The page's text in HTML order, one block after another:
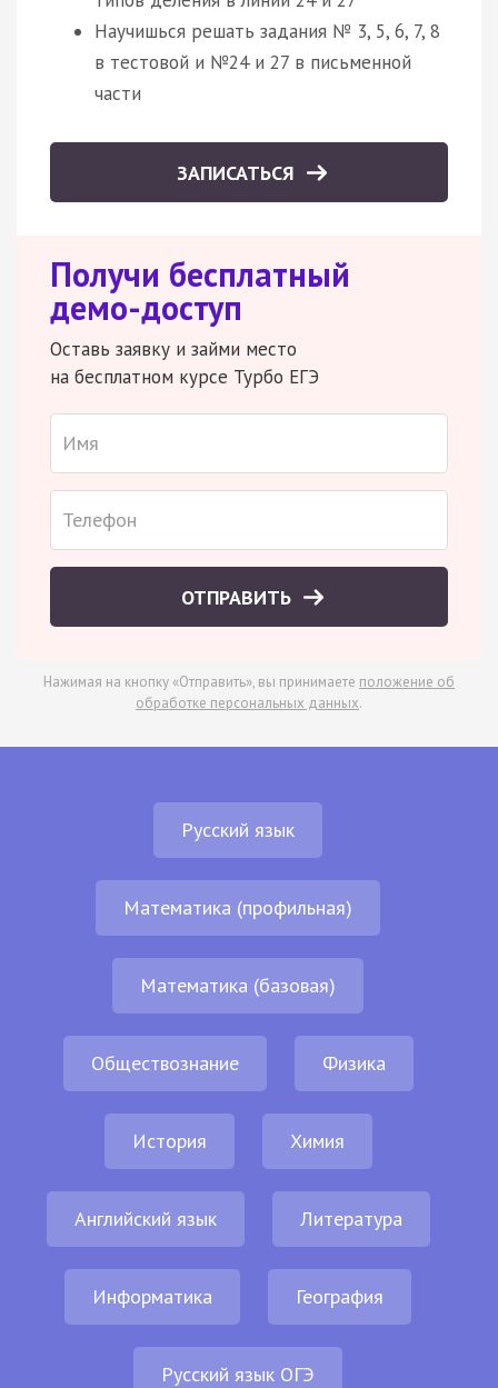
Научишься решать задания № 3, 5, 6, 7, 8
в тестовой и №24 и 27 в письменной
части
ЗАПИСАТЬСЯ
Получи бесплатный
демо-доступ
Оставь заявку и займи место
на бесплатном курсе Турбо ЕГЭ
ОТПРАВИТЬ
Нажимая на кнопку «Отправить», вы принимаете положение об
обработке персональных данных.
Русский язык
Математика (профильная)
Математика (базовая)
Обществознание Физика
История Химия
Английский язык Литература
Информатика География
Русский язык ОГЭ